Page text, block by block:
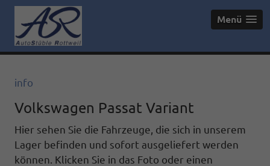
Menü
info
Volkswagen Passat Variant
Hier sehen Sie die Fahrzeuge, die sich in unserem
Lager befinden und sofort ausgeliefert werden
können. Klicken Sie in das Foto oder einen